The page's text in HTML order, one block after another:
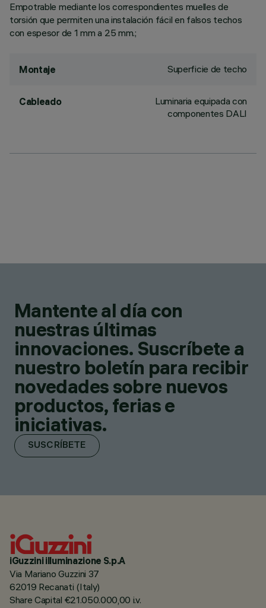
Empotrable mediante los correspondientes muelles de
torsión que permiten una instalación fácil en falsos techos
con espesor de 1 mm a 25 mm.;
Montaje Superficie de techo
Cableado
Luminaria equipada con
componentes DALI
Mantente al día con
nuestras últimas
innovaciones. Suscríbete a
nuestro boletín para recibir
novedades sobre nuevos
productos, ferias e
iniciativas.
SUSCRÍBETE
iGuzzini illuminazione S.p.A
Via Mariano Guzzini 37
62019 Recanati (Italy)
Share Capital €21.050.000,00 i.v.